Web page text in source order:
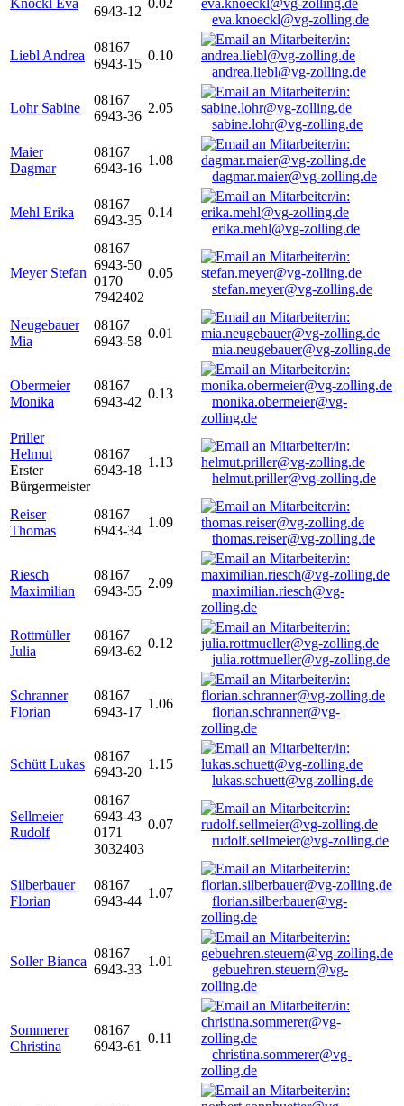
Knöckl Eva
6943-12
0.02
eva.knoeckl@vg-zolling.de
Liebl Andrea
08167
6943-15
0.10
andrea.liebl@vg-zolling.de
Lohr Sabine
08167
6943-36
2.05
sabine.lohr@vg-zolling.de
Maier
Dagmar
08167
6943-16
1.08
dagmar.maier@vg-zolling.de
Mehl Erika
08167
6943-35
0.14
erika.mehl@vg-zolling.de
Meyer Stefan
08167
6943-50
0170
7942402
0.05
stefan.meyer@vg-zolling.de
Neugebauer
Mia
08167
6943-58
0.01
mia.neugebauer@vg-zolling.de
Obermeier
Monika
08167
6943-42
0.13
monika.obermeier@vg-
zolling.de
Priller
Helmut
Erster
Bürgermeister
08167
6943-18
1.13
helmut.priller@vg-zolling.de
Reiser
Thomas
08167
6943-34
1.09
thomas.reiser@vg-zolling.de
Riesch
Maximilian
08167
6943-55
2.09
maximilian.riesch@vg-
zolling.de
Rottmüller
Julia
08167
6943-62
0.12
julia.rottmueller@vg-zolling.de
Schranner
Florian
08167
6943-17
1.06
florian.schranner@vg-
zolling.de
Schütt Lukas
08167
6943-20
1.15
lukas.schuett@vg-zolling.de
Sellmeier
Rudolf
08167
6943-43
0171
3032403
0.07
rudolf.sellmeier@vg-zolling.de
Silberbauer
Florian
08167
6943-44
1.07
florian.silberbauer@vg-
zolling.de
Soller Bianca
08167
6943-33
1.01
gebuehren.steuern@vg-
zolling.de
Sommerer
Christina
08167
6943-61
0.11
christina.sommerer@vg-
zolling.de